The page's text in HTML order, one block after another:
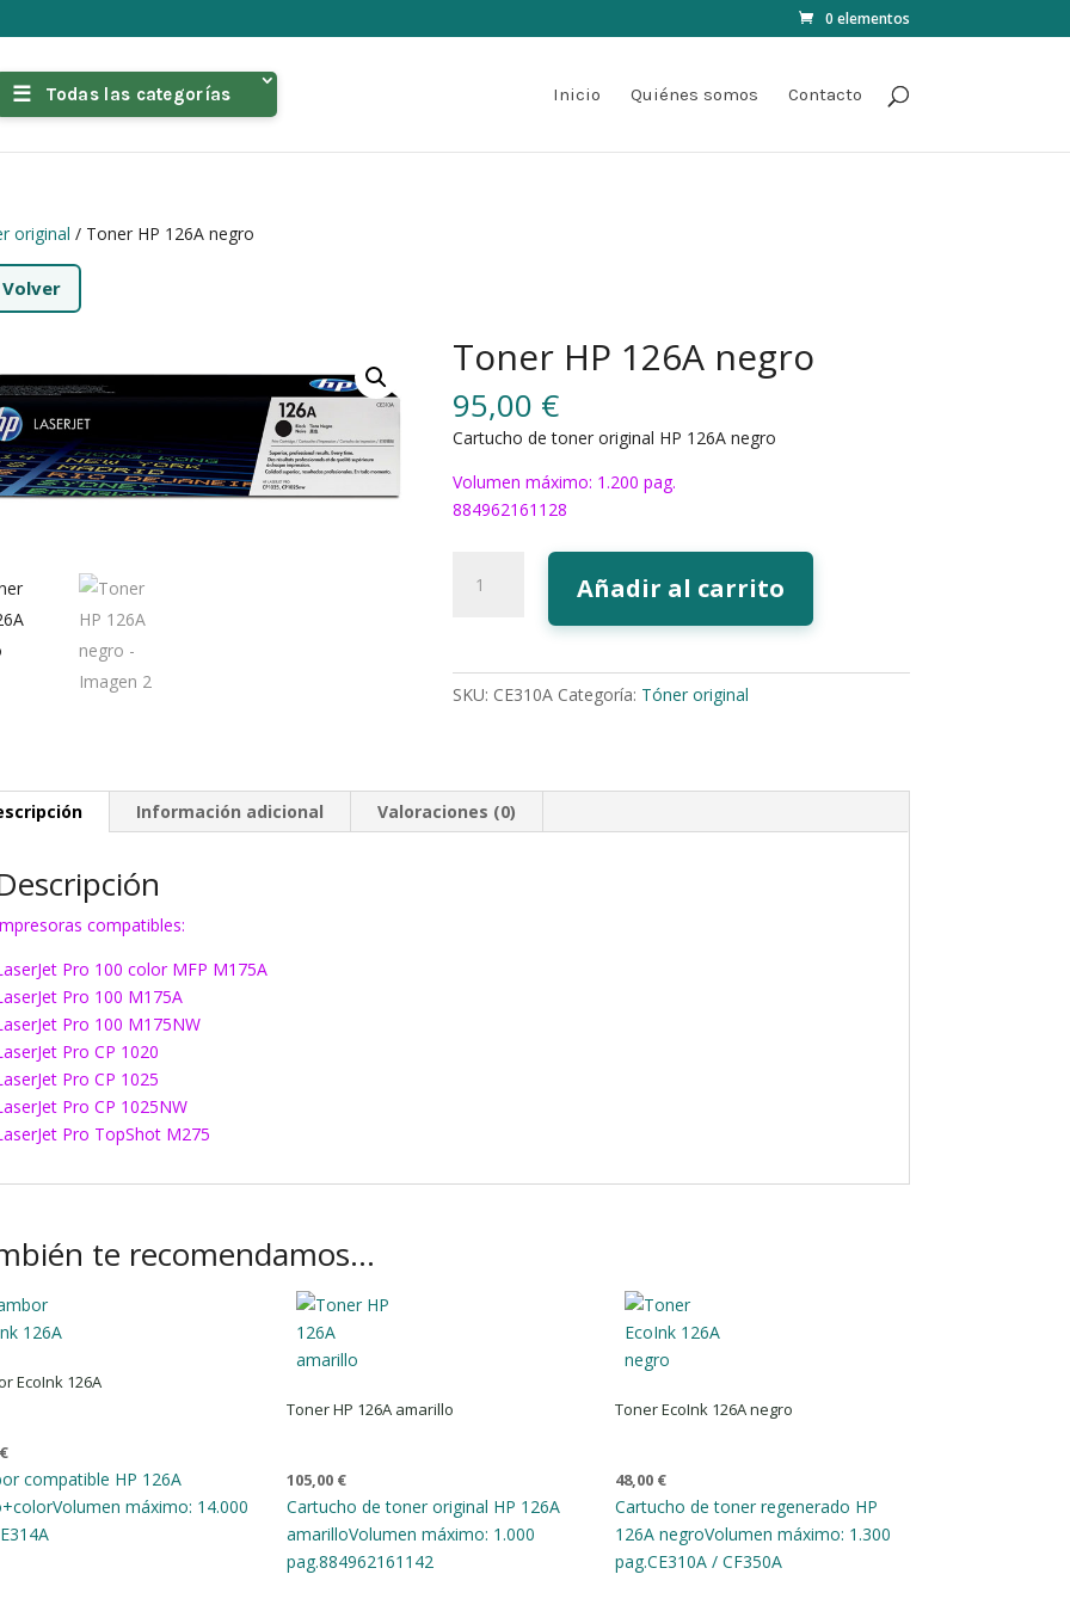
0 elementos
Todas las categorías Inicio Quiénes somos Contacto
original / Toner HP 126A negro
Volver
Toner HP 126A negro
95,00 €
Cartucho de toner original HP 126A negro
Volumen máximo: 1.200 pag.
884962161128
cantidad
Añadir al carrito
SKU: CE310A Categoría: Tóner original
Información adicional Valoraciones (0)
compatibles:
Pro 100 color MFP M175A
Pro 100 M175A
Pro 100 M175NW
Pro CP 1020
Pro CP 1025
Pro CP 1025NW
Pro TopShot M275
te recomendamos…
EcoInk 126A
€
compatible HP 126A
Volumen máximo: 14.000
Toner HP 126A amarillo
105,00 €
Cartucho de toner original HP 126A
amarilloVolumen máximo: 1.000
pag.884962161142
Toner EcoInk 126A negro
48,00 €
Cartucho de toner regenerado HP
126A negroVolumen máximo: 1.300
pag.CE310A / CF350A